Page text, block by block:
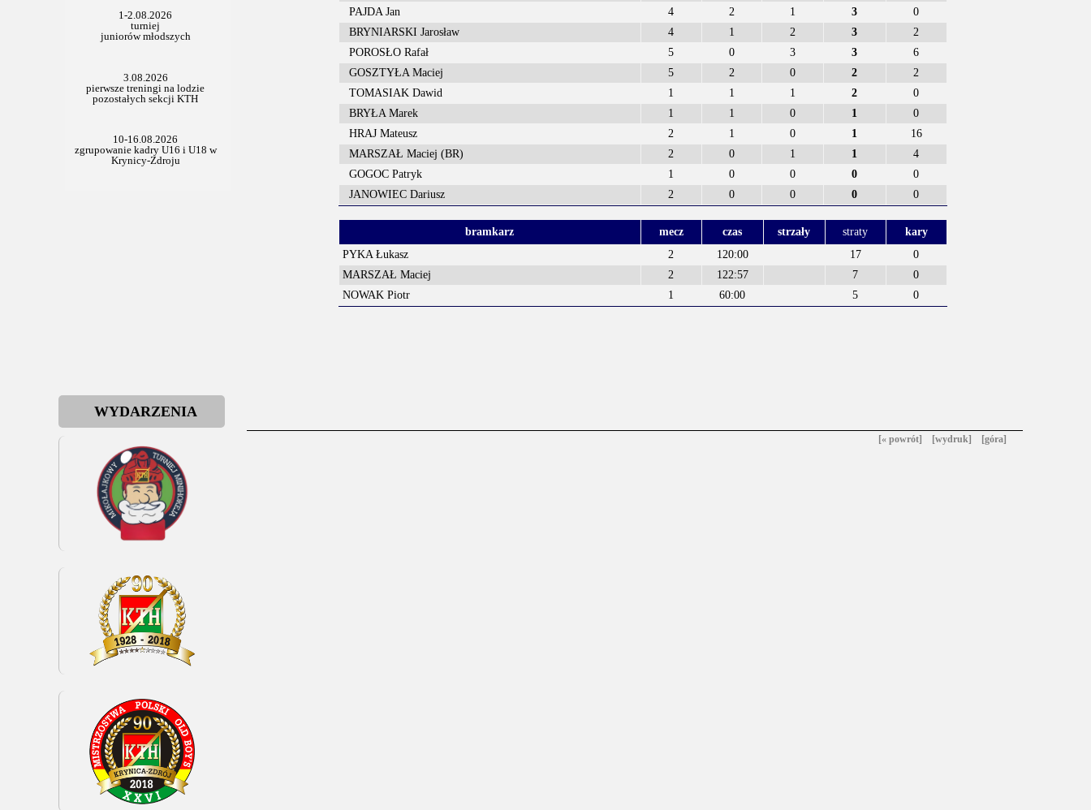
WYDARZENIA
PAJDA Jan
4 2 1 3
0
BRYNIARSKI Jarosław
4 1 2 3
2
POROSŁO Rafał
5 0 3 3
6
GOSZTYŁA Maciej
5 2 0 2
2
TOMASIAK Dawid
1 1 1 2
0
BRYŁA Marek
1 1 0 1
0
HRAJ Mateusz
2 1 0 1
16
MARSZAŁ Maciej (BR)
2 0 1 1
4
GOGOC Patryk
1 0 0 0
0
JANOWIEC Dariusz
2 0 0 0 0
bramkarz mecz czas strzały straty
kary
PYKA Łukasz
2 120:00 17
0
MARSZAŁ Maciej
2 122:57 7
0
NOWAK Piotr
1 60:00 5 0
[« powrót] [wydruk] [góra]